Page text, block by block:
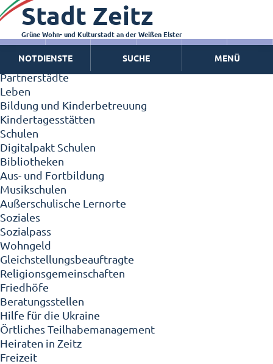
Zeitz - Die Kleinstadt
Willkommen in Zeitz!
Interview mit Oberbürgermeister Christian Thieme
Zeitz - Stadt der Zukunft
Ortschaften
Partnerstädte
Leben
Bildung und Kinderbetreuung
Kindertagesstätten
Schulen
Digitalpakt Schulen
Bibliotheken
Aus- und Fortbildung
Musikschulen
Außerschulische Lernorte
Soziales
Sozialpass
Wohngeld
Gleichstellungsbeauftragte
Religionsgemeinschaften
Friedhöfe
Beratungsstellen
Hilfe für die Ukraine
Örtliches Teilhabemanagement
Heiraten in Zeitz
Freizeit
Stadt Zeitz
Grüne Wohn- und Kulturstadt an der Weißen Elster
NOTDIENSTE SUCHE MENÜ